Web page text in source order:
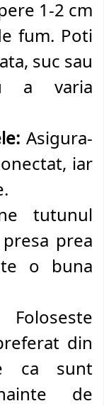
1-2 cm
fum. Poti
suc sau
a varia
Asigura-
iar
tutunul
prea
o buna
Foloseste
din
ca sunt
de